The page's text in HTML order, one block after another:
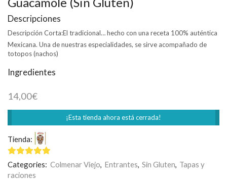
Descripciones
Descripción Corta:El tradicional… hecho con una receta 100% auténtica
Mexicana. Una de nuestras especialidades, se sirve acompañado de
totopos (nachos)
Ingredientes
14,00€
¡Esta tienda ahora está cerrada!
Tienda:
5de 5
Categories: Colmenar Viejo Entrantes Sin Gluten Tapas y
raciones